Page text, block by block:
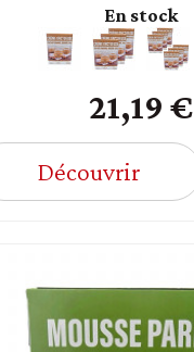
En stock
21,19 €
Découvrir